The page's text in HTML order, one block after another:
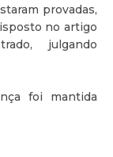
provadas,
no artigo
julgando
foi mantida